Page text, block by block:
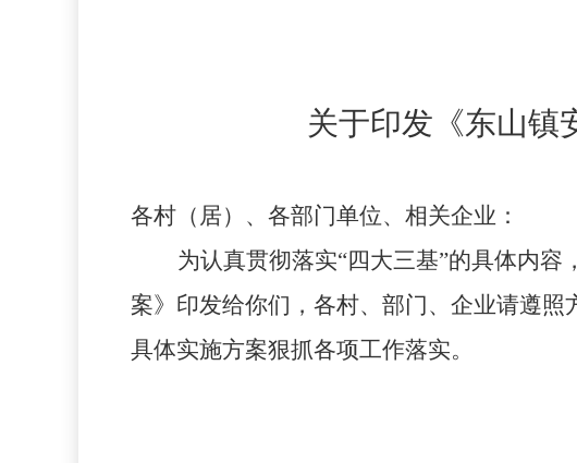
关于印发《东山镇
各村（居）、各部门单位、相关企业：
为认真贯彻落实“四大三基”的具体内容
案》印发给你们， 各村、部门、企业请遵照
具体实施方案狠抓各项工作落实。